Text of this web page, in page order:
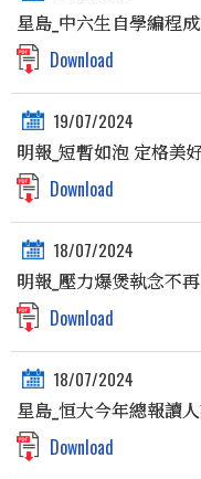
星島_中六生自學編程
Download
19/07/2024
明報_短暫如泡 定格美
Download
18/07/2024
明報_壓力爆煲執念不
Download
18/07/2024
星島_恒大今年總報讀
Download